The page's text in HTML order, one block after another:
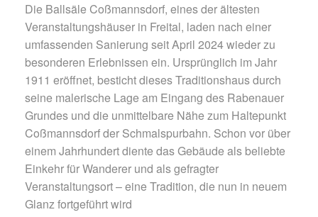
Die Ballsäle Coßmannsdorf, eines der ältesten
Veranstaltungshäuser in Freital, laden nach einer
umfassenden Sanierung seit April 2024 wieder zu
besonderen Erlebnissen ein. Ursprünglich im Jahr
1911 eröffnet, besticht dieses Traditionshaus durch
seine malerische Lage am Eingang des Rabenauer
Grundes und die unmittelbare Nähe zum Haltepunkt
Coßmannsdorf der Schmalspurbahn. Schon vor über
einem Jahrhundert diente das Gebäude als beliebte
Einkehr für Wanderer und als gefragter
Veranstaltungsort – eine Tradition, die nun in neuem
Glanz fortgeführt wird